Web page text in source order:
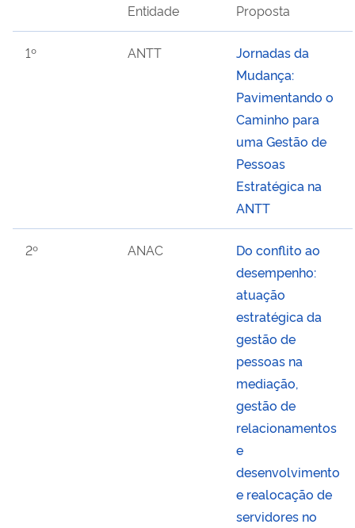
Entidade
Proposta
1º ANTT
Jornadas da
Mudança:
Pavimentando o
Caminho para
uma Gestão de
Pessoas
Estratégica na
ANTT
2º ANAC
Do conflito ao
desempenho:
atuação
estratégica da
gestão de
pessoas na
mediação,
gestão de
relacionamentos
e
desenvolvimento
e realocação de
servidores no